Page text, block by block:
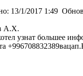
13/1/2017 1:49
А.Х.
узнат большее